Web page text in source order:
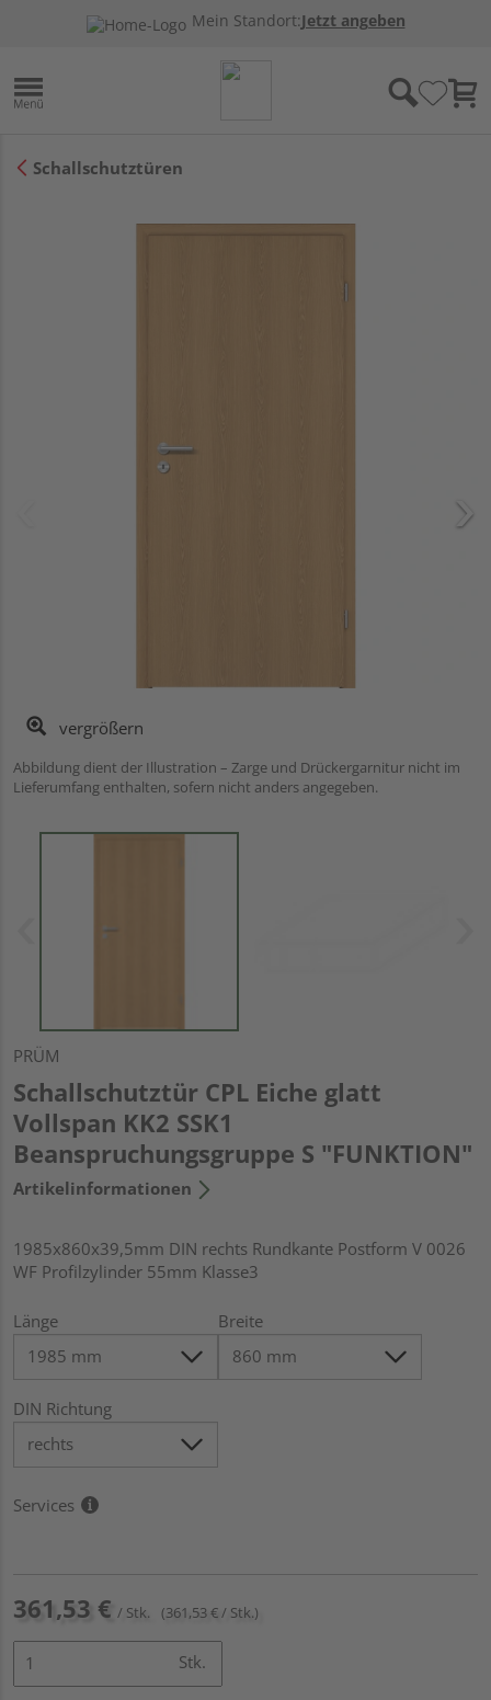
Mein Standort:Jetzt angeben
Schallschutztüren
vergrößern
Abbildung dient der Illustration – Zarge und Drückergarnitur nicht im
Lieferumfang enthalten, sofern nicht anders angegeben.
PRÜM
Schallschutztür CPL Eiche glatt
Vollspan KK2 SSK1
Beanspruchungsgruppe S "FUNKTION"
Artikelinformationen
1985x860x39,5mm DIN rechts Rundkante Postform V 0026
WF Profilzylinder 55mm Klasse3
Länge Breite
DIN Richtung
Services
361,53 € / Stk. (361,53 € / Stk.)
Stk.